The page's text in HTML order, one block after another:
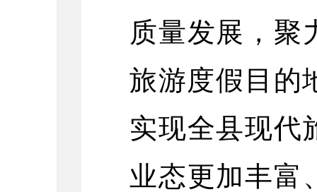
质量发展，聚
旅游度假目的
实现全县现代
业态更加丰富